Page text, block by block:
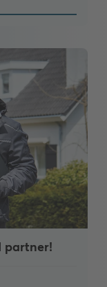
partner!